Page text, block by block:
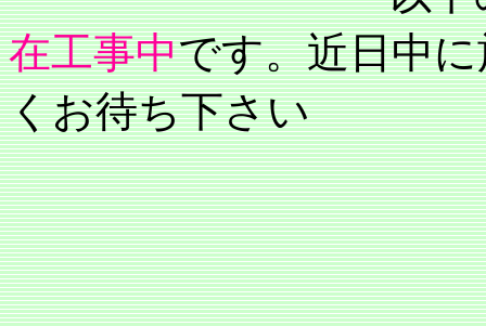
在工事中です。近日中
くお待ち下さい